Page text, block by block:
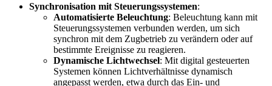
Synchronisation mit Steuerungssystemen:
Automatisierte Beleuchtung: Beleuchtung kann mit
Steuerungssystemen verbunden werden, um sich
synchron mit dem Zugbetrieb zu verändern oder auf
bestimmte Ereignisse zu reagieren.
Dynamische Lichtwechsel: Mit digital gesteuerten
Systemen können Lichtverhältnisse dynamisch
angepasst werden, etwa durch das Ein- und